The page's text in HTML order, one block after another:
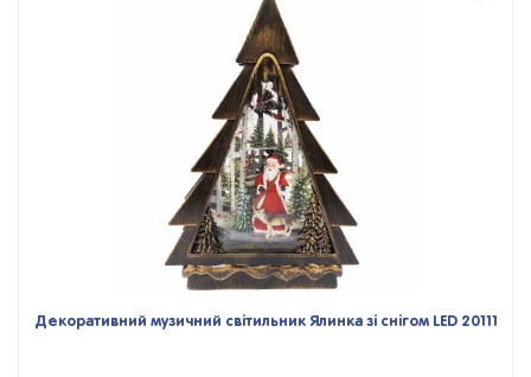
Декоративний музичний світильник Ялинка зі снігом LED 20111